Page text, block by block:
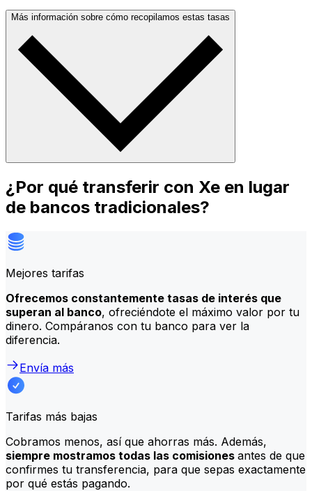
Más información sobre cómo recopilamos estas tasas
¿Por qué transferir con Xe en lugar
de bancos tradicionales?
Mejores tarifas
Ofrecemos constantemente tasas de interés que
superan al banco, ofreciéndote el máximo valor por tu
dinero. Compáranos con tu banco para ver la
diferencia.
Envía más
Tarifas más bajas
Cobramos menos, así que ahorras más. Además,
siempre mostramos todas las comisiones antes de que
confirmes tu transferencia, para que sepas exactamente
por qué estás pagando.